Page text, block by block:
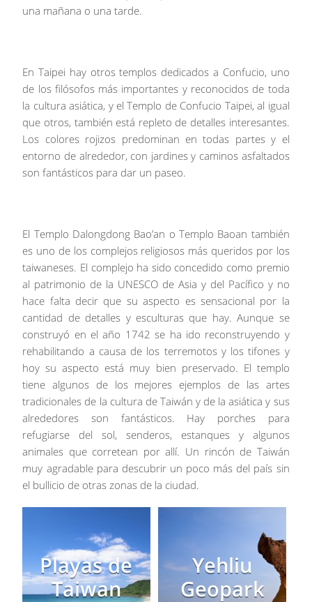
una mañana o una tarde.
En Taipei hay otros templos dedicados a Confucio, uno
de los filósofos más importantes y reconocidos de toda
la cultura asiática, y el Templo de Confucio Taipei, al igual
que otros, también está repleto de detalles interesantes.
Los colores rojizos predominan en todas partes y el
entorno de alrededor, con jardines y caminos asfaltados
son fantásticos para dar un paseo.
El Templo Dalongdong Bao’an o Templo Baoan también
es uno de los complejos religiosos más queridos por los
taiwaneses. El complejo ha sido concedido como premio
al patrimonio de la UNESCO de Asia y del Pacífico y no
hace falta decir que su aspecto es sensacional por la
cantidad de detalles y esculturas que hay. Aunque se
construyó en el año 1742 se ha ido reconstruyendo y
rehabilitando a causa de los terremotos y los tifones y
hoy su aspecto está muy bien preservado. El templo
tiene algunos de los mejores ejemplos de las artes
tradicionales de la cultura de Taiwán y de la asiática y sus
alrededores son fantásticos. Hay porches para
refugiarse del sol, senderos, estanques y algunos
animales que corretean por allí. Un rincón de Taiwán
muy agradable para descubrir un poco más del país sin
el bullicio de otras zonas de la ciudad.
Playas de
Taiwan
Yehliu
Geopark